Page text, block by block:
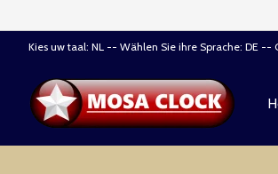
Kies uw taal: NL -- Wählen Sie ihre Sprache: DE